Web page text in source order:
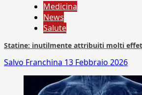
Medicina
News
Salute
Statine: inutilmente attribuiti molti
Salvo Franchina 13 Febbraio 2026